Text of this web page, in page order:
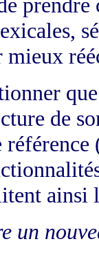
de
ainsi
un